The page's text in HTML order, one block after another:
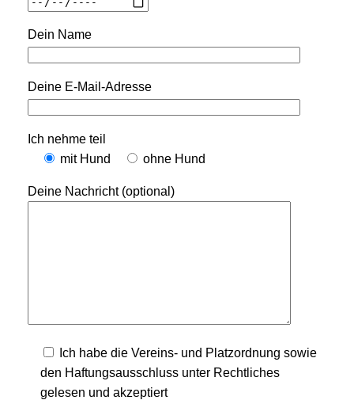
Dein Name
Deine E-Mail-Adresse
Ich nehme teil
mit Hund
ohne Hund
Deine Nachricht (optional)
Ich habe die Vereins- und Platzordnung sowie
den Haftungsausschluss unter Rechtliches
gelesen und akzeptiert